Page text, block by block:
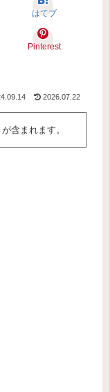
はてブ
Pinterest
2026.07.22
含まれます。